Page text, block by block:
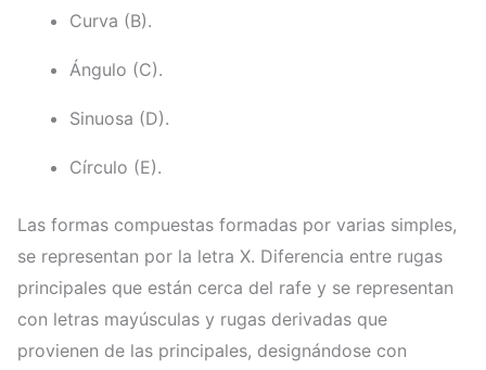
Curva (B).
Ángulo (C).
Sinuosa (D).
Círculo (E).
Las formas compuestas formadas por varias simples,
se representan por la letra X. Diferencia entre rugas
principales que están cerca del rafe y se representan
con letras mayúsculas y rugas derivadas que
provienen de las principales, designándose con